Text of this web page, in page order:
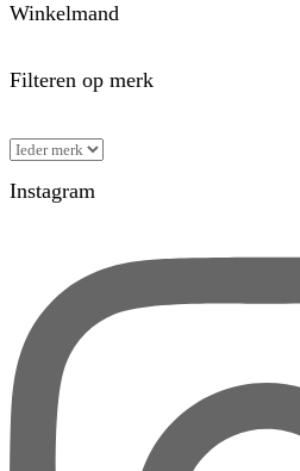
Winkelmand
Filteren op merk
Instagram